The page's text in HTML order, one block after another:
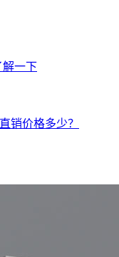
解一下
销价格多少？